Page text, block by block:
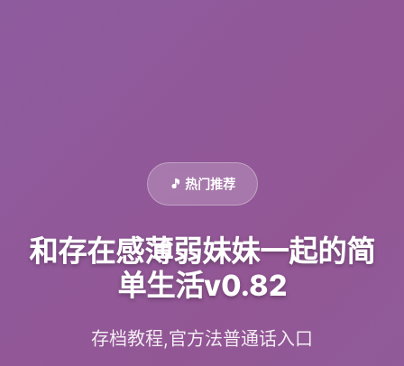
🎵 热门推荐
和存在感薄弱妹妹一起的简
单生活v0.82
存档教程,官方法普通话入口